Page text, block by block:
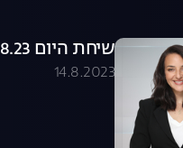
שיחת היום 13.08.23 - התכנית המלאה
14.8.2023